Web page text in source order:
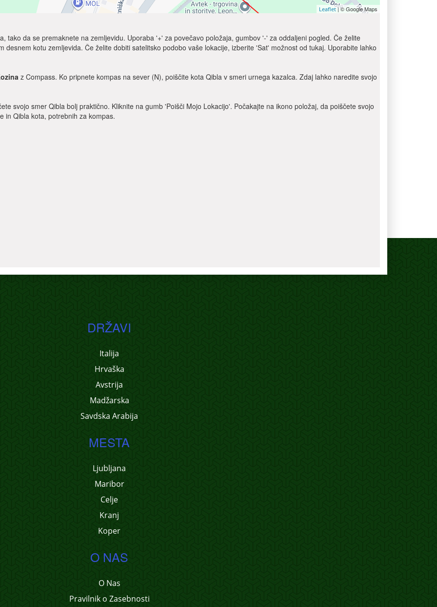
Leaflet| © Google Maps
tako da se premaknete na zemljevidu. Uporaba '+' za povečavo položaja, gumbov '-' za oddaljeni pogled. Če želite
desnem kotu zemljevida. Če želite dobiti satelitsko podobo vaše lokacije, izberite 'Sat' možnost od tukaj. Uporabite lahko
z Compass. Ko pripnete kompas na sever (N), poiščite kota Qibla v smeri urnega kazalca. Zdaj lahko naredite svojo
svojo smer Qibla bolj praktično. Kliknite na gumb 'Poišči Mojo Lokacijo'. Počakajte na ikono položaj, da poiščete svojo
in Qibla kota, potrebnih za kompas.
DRŽAVI
Italija
Hrvaška
Avstrija
Madžarska
Savdska Arabija
MESTA
Ljubljana
Maribor
Celje
Kranj
Koper
O NAS
O Nas
Pravilnik o Zasebnosti